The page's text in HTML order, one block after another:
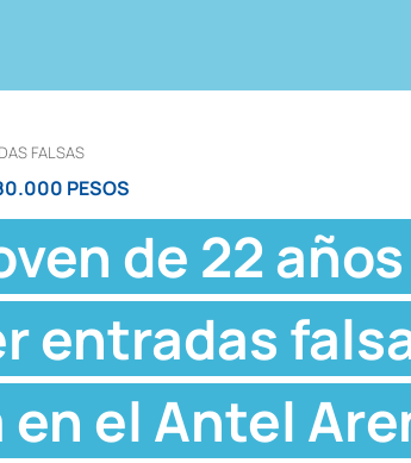
FALSAS
PESOS
de 22
entradas
en el Antel